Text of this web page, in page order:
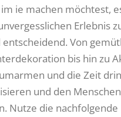
ie machen möchtest,
Erlebnis
Von
bis hin zu
und die Zeit
und den
Nutze die